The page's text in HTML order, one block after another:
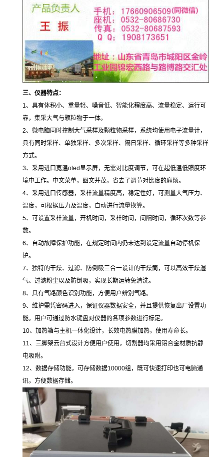
三、仪器特点：
1 、具有体积小、重量轻、噪音低、智能化程度高、流量稳定、运行可
靠，集采大气与颗粒物于一体。
2、微电脑同时控制大气采样及颗粒物采样，系统均使用电子流量计，
具有同时采样、单独采样、多次采样、隔日采样、循环采样等多种采样
方式。
3、采用进口宽温oled显示屏，无需对比度调节，可在超低温低照度环
境中工作。中文菜单，图文并茂，省去了调节对比度的麻烦。
4、采用进口传感器，采样流量精度高，稳定性好，可测量大气压力、
温度，可根据压力及温度，自动进行流量换算。
5、可设置采样流量，开机时间，采样时间，间隔时间，循环次数等参
数。
6、自动故障保护功能，在规定时间内仍未达到设定流量自动停机保
护。
7、独特的干燥、过滤、防倒吸三合一设计的干燥筒，可以高效干燥湿
气、过滤粉尘以及防倒吸，实现长期运转免清洗。
8、具有气路颜色识别功能，方便用户辨别气路。
9、维护需凭密码进入，保证仪器数据安全，并且提供恢复出厂设置功
能。用户可通过防水键盘对仪器的各项参数进行标定。
10、加热箱与主机一体化设计，长效电热膜加热，使用寿命长。
11 、三脚架云台式设计方便用户使用，切割器均采用铝合金材质抗静
电吸附。
12、数据存储功能，可存储数据10000组，既可快速打印也可电脑通
讯，方便数据存储。